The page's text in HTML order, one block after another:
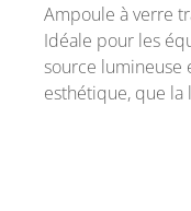
Ampoule à verre
Idéale pour les
source lumineuse
esthétique, que